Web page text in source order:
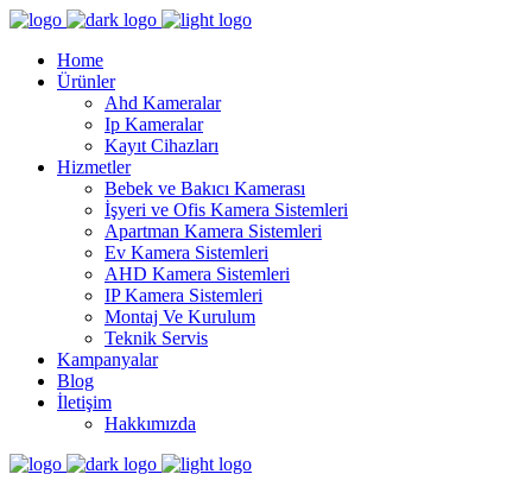
Home
Ürünler
Ahd Kameralar
Ip Kameralar
Kayıt Cihazları
Hizmetler
Bebek ve Bakıcı Kamerası
İşyeri ve Ofis Kamera Sistemleri
Apartman Kamera Sistemleri
Ev Kamera Sistemleri
AHD Kamera Sistemleri
IP Kamera Sistemleri
Montaj Ve Kurulum
Teknik Servis
Kampanyalar
Blog
İletişim
Hakkımızda